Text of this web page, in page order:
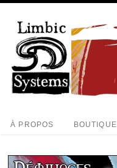
À PROPOS BOUTIQUE